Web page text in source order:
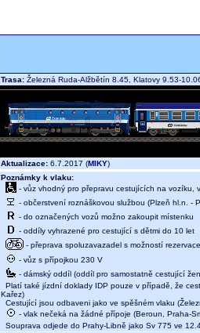
Trasa: Železná Ruda-Alžbětín 8.45, Klatovy 9.53-
Aktualizace: 6.7.2017 (MIKY)
Poznámky k vlaku:
- vůz vhodný pro přepravu cestujících na vozíku,
- občerstvení roznáškovou službou (Plzeň hl.n. -
- do označených vozů možno zakoupit místenku
- oddíly vyhrazené pro cestující s dětmi do 10 let
- přeprava spoluzavazadel s možností
- vůz s přípojkou 230 V
- dámský oddíl (oddíl pro samostatně cestující
Platí také jízdní doklady IDP pouze v případě, že
Kařez)
Cestující jsou odbaveni jako ve spěšném vlaku
- vlak nečeká na žádné přípoje (Beroun, Praha-
Souprava odjede do Prahy-Libně jako Sv 775 ve